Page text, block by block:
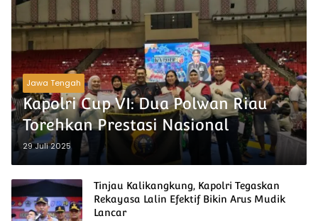
Jawa Tengah
Kapolri Cup VI: Dua Polwan Riau
Torehkan Prestasi Nasional
29 Juli 2025
Tinjau Kalikangkung, Kapolri Tegaskan
Rekayasa Lalin Efektif Bikin Arus Mudik
Lancar